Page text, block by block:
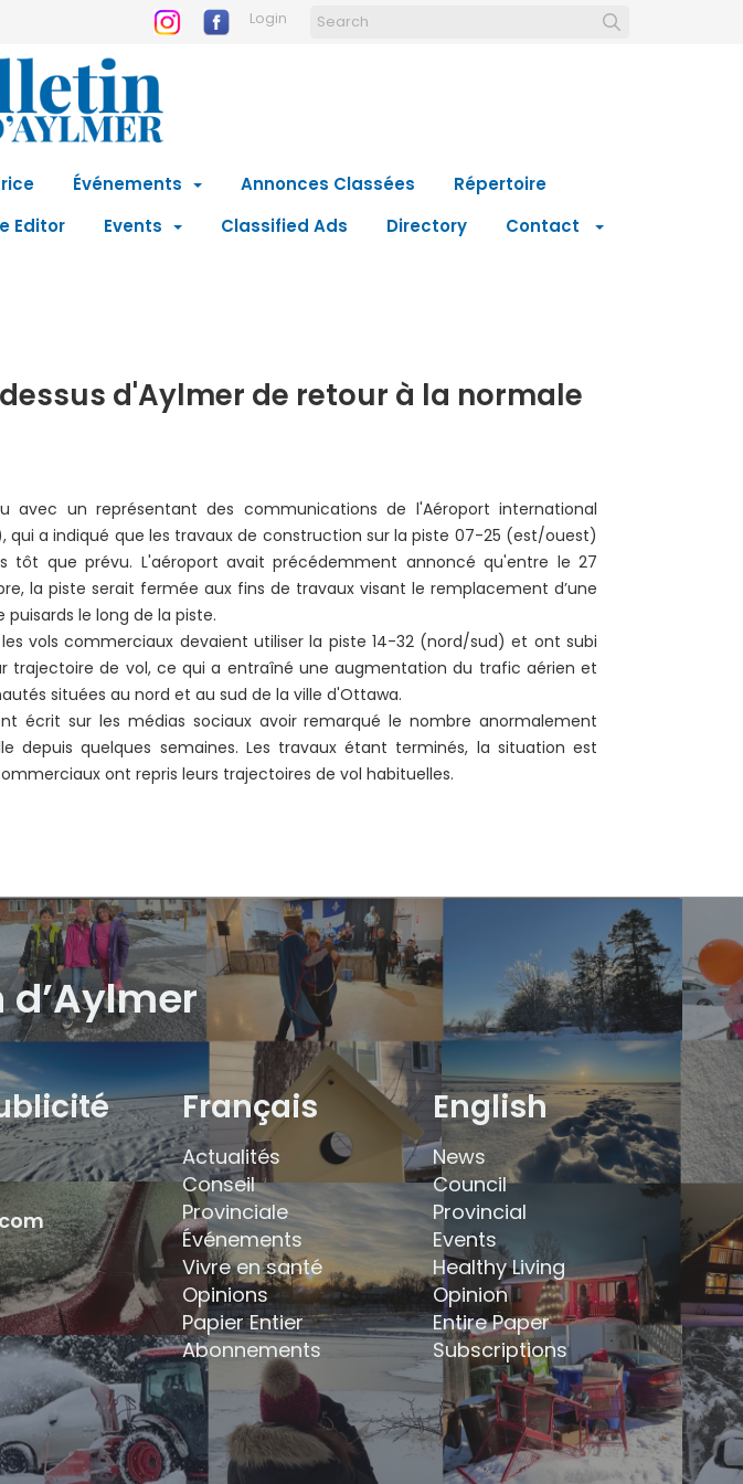
Login
Événements Annonces Classées
Répertoire
Editor Events Classified Ads Directory Contact
d'Aylmer de retour à la normale
avec un représentant des communications de l'Aéroport international
qui a indiqué que les travaux de construction sur la piste 07-25 (est/ouest)
tôt que prévu. L'aéroport avait précédemment annoncé qu'entre le 27
la piste serait fermée aux fins de travaux visant le remplacement d’une
puisards le long de la piste.
vols commerciaux devaient utiliser la piste 14-32 (nord/sud) et ont subi
trajectoire de vol, ce qui a entraîné une augmentation du trafic aérien et
situées au nord et au sud de la ville d'Ottawa.
écrit sur les médias sociaux avoir remarqué le nombre anormalement
depuis quelques semaines. Les travaux étant terminés, la situation est
ont repris leurs trajectoires de vol habituelles.
d’Aylmer
Français
Actualités
Conseil
Provinciale
Événements
Vivre en santé
Opinions
Papier Entier
Abonnements
English
News
Council
Provincial
Events
Healthy Living
Opinion
Entire Paper
Subscriptions